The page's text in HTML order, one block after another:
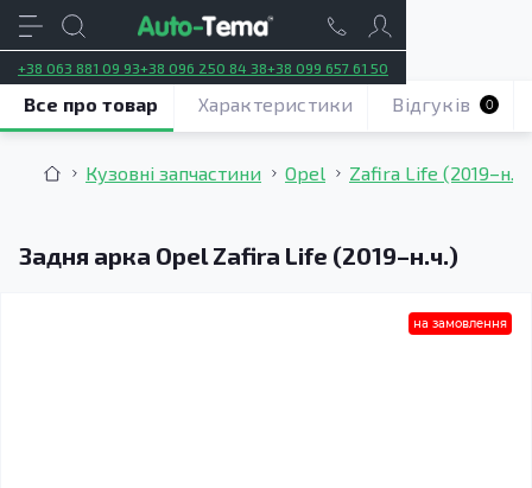
+38 063 881 09 93+38 096 250 84 38+38 099 657 61 50
Кузовні запчастини Opel Zafira Life
Задня арка Opel Zafira Life (2019–н.ч.)
Все про товар Характеристики Відгуків 0
на замовлення